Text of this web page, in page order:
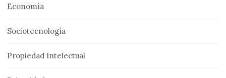
Economía
Sociotecnología
Propiedad Intelectual